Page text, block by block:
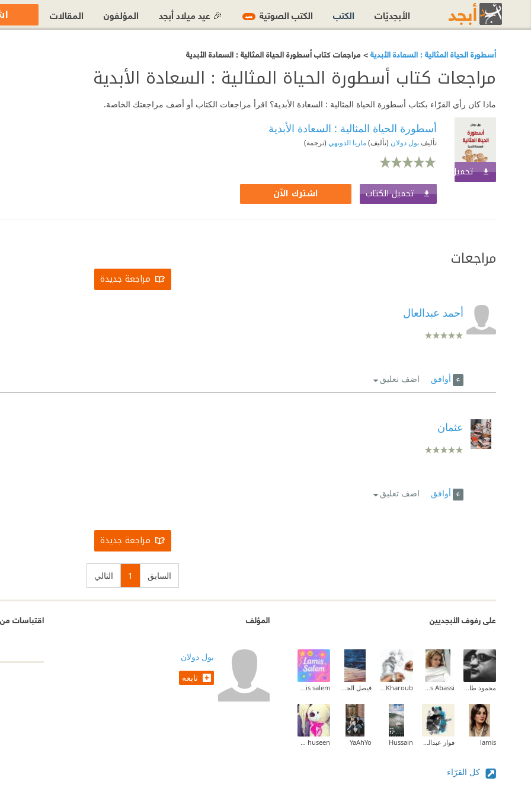
أسطورة الحياة المثالية : السعادة الأبدية> مراجعات كتاب أسطورة الحياة المثالية : السعادة الأبدية
مراجعات كتاب أسطورة الحياة المثالية : السعادة الأبدية
ماذا كان رأي القرّاء بكتاب أسطورة الحياة المثالية : السعادة الأبدية؟ اقرأ مراجعات الكتاب أو أضف مراجعتك الخاصة.
تحميل الكتاب اشترك الآن
أسطورة الحياة المثالية : السعادة الأبدية
تأليفبول دولان (تأليف)ماريا الدويهي (ترجمة)
تحميل الكتاب اشترك الآن
مراجعات
مراجعة جديدة
أحمد عبدالعال
أوافق اضف تعليق
عثمان
أوافق اضف تعليق
مراجعة جديدة
السابق 1 التالي
على رفوف الأبجديين
محمود طارق إبراهيم Inas Abassi
Tamer Kharoub فيصل الجهني lamis salem
lamis فواز عبدالمحسن Hussain
YaAhYo
zahraa huseen
كل القرّاء
المؤلف
بول دولان
تابعه
اقتباسات من
الأبجديّات الكتب الكتب الصوتية جديد 🎉 عيد ميلاد أبجد المؤلفون المقالات